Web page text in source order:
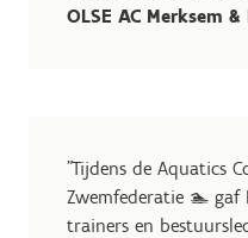
OLSE AC Merksem
"Tijdens de Aquatics
Zwemfederatie 🏊 gaf
trainers en